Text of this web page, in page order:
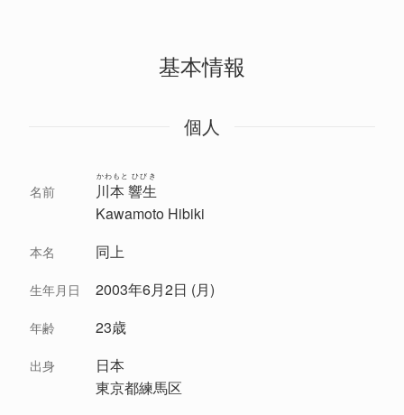
基本情報
個人
名前 川本 響生
かわもと ひびき
Kawamoto Hibiki
本名 同上
生年月日 2003年6月2日 (月)
年齢 23歳
出身
日本
東京都練馬区